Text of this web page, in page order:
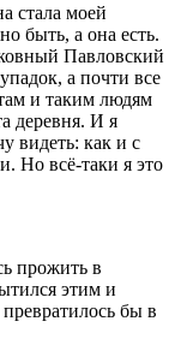
стала моей
быть, а она есть.
Павловский
а почти все
и таким людям
деревня. И я
видеть: как и с
Но всё-таки я это
прожить в
этим и
превратилось бы в